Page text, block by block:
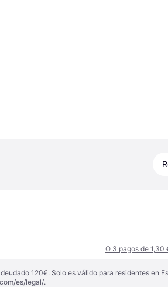
O 3 pagos de 1,30
120€. Solo es válido para residentes en
es/legal/.